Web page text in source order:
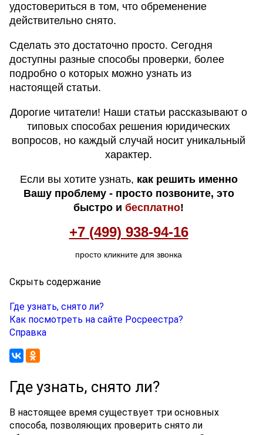
удостовериться в том, что обременение
действительно снято.
Сделать это достаточно просто. Сегодня
доступны разные способы проверки, более
подробно о которых можно узнать из
настоящей статьи.
Дорогие читатели! Наши статьи рассказывают о
типовых способах решения юридических
вопросов, но каждый случай носит уникальный
характер.
Если вы хотите узнать, как решить именно
Вашу проблему - просто позвоните, это
быстро и бесплатно!
+7 (499) 938-94-16
просто кликните для звонка
Скрыть содержание
Где узнать, снято ли?
Как посмотреть на сайте Росреестра?
Справка
Где узнать, снято ли?
В настоящее время существует три основных
способа, позволяющих проверить снято ли